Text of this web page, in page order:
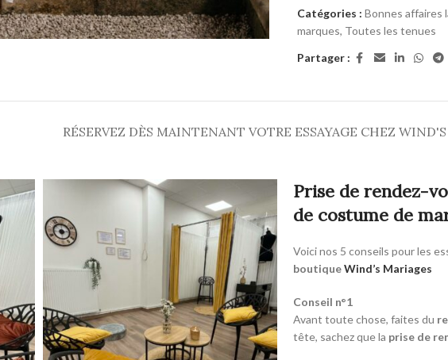
Catégories : Bonnes affaires
marques, Toutes les tenues
Partager :
RÉSERVEZ DÈS MAINTENANT VOTRE ESSAYAGE CHEZ
Prise de rendez-
de costume de
Voici nos 5 conseils pour les
boutiqueWind’s Mariages
Conseil n°1
Avant toute chose, faites du
tête, sachez que la prise de